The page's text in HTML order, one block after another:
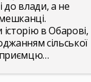
до влади, а не
в Обарові,
сільської